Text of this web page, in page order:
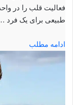
فعالیت قلب را در
طبیعی برای یک فرد
ادامه مطلب